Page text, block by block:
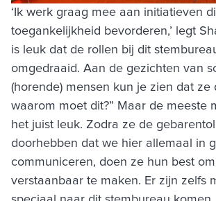
‘Ik werk graag mee aan initiatieven
toegankelijkheid bevorderen,’ legt
is leuk dat de rollen bij dit
omgedraaid. Aan de gezichten van
(horende) mensen kun je zien dat ze
waarom moet dit?” Maar de meeste
het juist leuk. Zodra ze de
doorhebben dat we hier allemaal in
communiceren, doen ze hun best
verstaanbaar te maken. Er zijn zelfs